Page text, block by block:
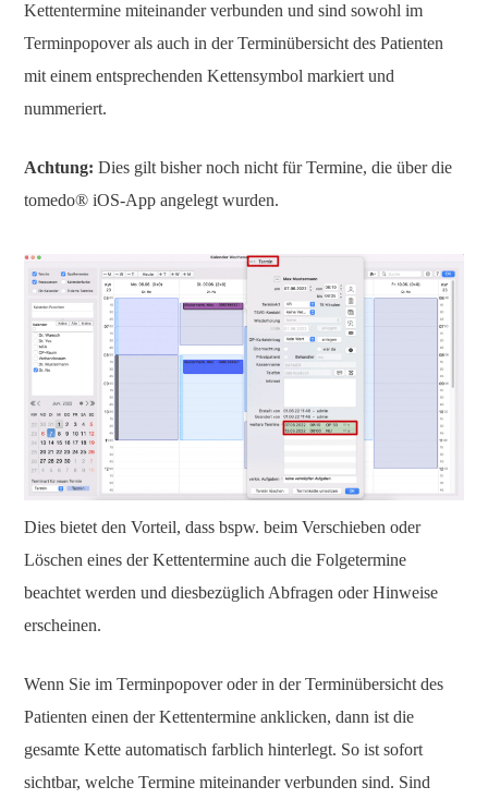
Kettentermine miteinander verbunden und sind sowohl im
Terminpopover als auch in der Terminübersicht des Patienten
mit einem entsprechenden Kettensymbol markiert und
nummeriert.
Achtung: Dies gilt bisher noch nicht für Termine, die über die
tomedo® iOS-App angelegt wurden.
Dies bietet den Vorteil, dass bspw. beim Verschieben oder
Löschen eines der Kettentermine auch die Folgetermine
beachtet werden und diesbezüglich Abfragen oder Hinweise
erscheinen.
Wenn Sie im Terminpopover oder in der Terminübersicht des
Patienten einen der Kettentermine anklicken, dann ist die
gesamte Kette automatisch farblich hinterlegt. So ist sofort
sichtbar, welche Termine miteinander verbunden sind. Sind